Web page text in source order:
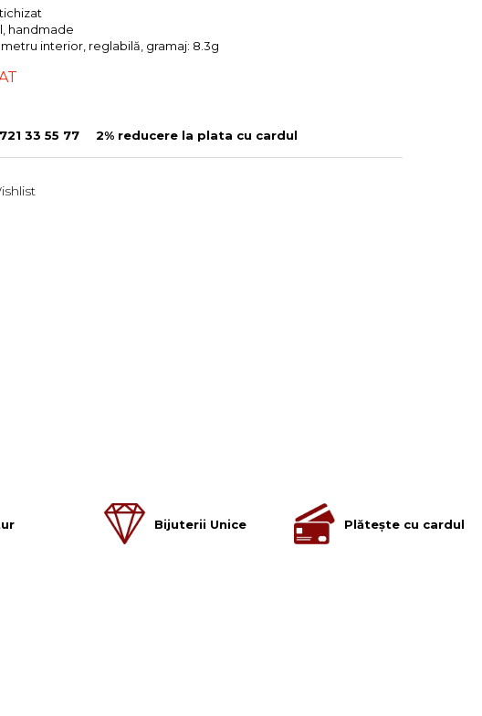
handmade
interior, reglabilă, gramaj: 8.3g
33 55 77
Bijuterii Unice Plătește cu cardul